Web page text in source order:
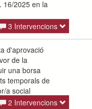
16/2025 en la
3 Intervencions
d'aprovació
de la
una borsa
temporals de
a social
2 Intervencions